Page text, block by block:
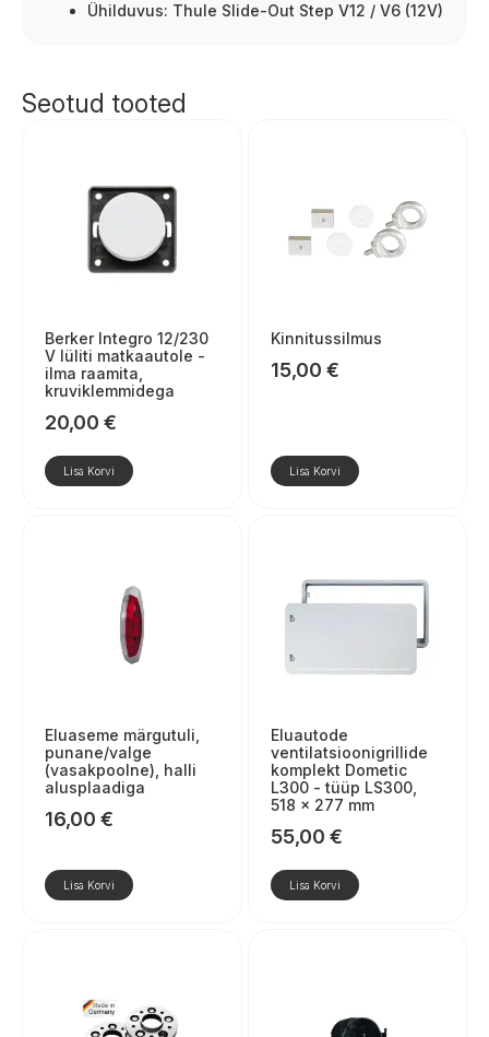
Ühilduvus: Thule Slide-Out Step V12 / V6 (12V)
Seotud tooted
Berker Integro 12/230
V lüliti matkaautole -
ilma raamita,
kruviklemmidega
20,00 €
Lisa Korvi
Kinnitussilmus
15,00 €
Lisa Korvi
Eluaseme märgutuli,
punane/valge
(vasakpoolne), halli
alusplaadiga
16,00 €
Lisa Korvi
Eluautode
ventilatsioonigrillide
komplekt Dometic
L300 - tüüp LS300,
518 × 277 mm
55,00 €
Lisa Korvi